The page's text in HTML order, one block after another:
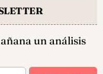
un análisis